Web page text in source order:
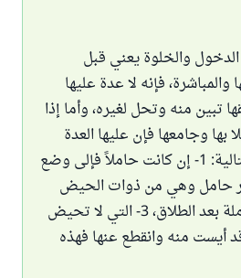
والخلوة يعني قبل
فإنه لا عدة عليها
تبين منه وتحل لغيره، وأما إذا
وجامعها فإن عليها العدة
وعدتها على الوجوه التالية: 1- إن كانت حاملاً فإلى وضع
غير حامل وهي من ذوات الحيض
فعدتها ثلاث حيض كاملة بعد الطلاق، 3- التي لا تحيض
أيست منه وانقطع عنها فهذه